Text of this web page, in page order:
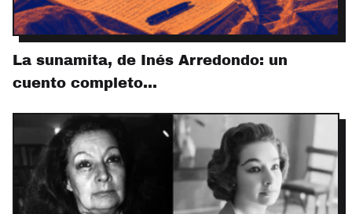
La sunamita, de Inés Arredondo: un
cuento completo…